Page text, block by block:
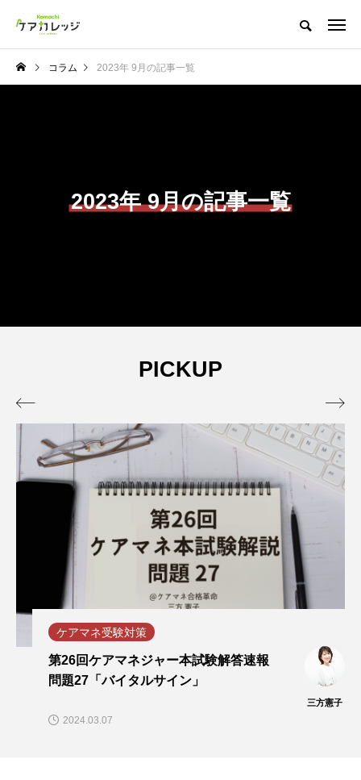
コラム 2023年 9月の記事一覧
2023年 9月の記事一覧
PICKUP
ケアマネ受験対策
第26回ケアマネジャー本試験解答速報
問題27「バイタルサイン」
三方憲子
2024.03.07
 